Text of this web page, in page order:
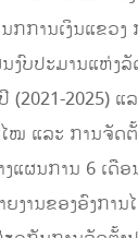
ກການເງິນແຂວ
ງົບປະມານແຫ່ງລັ
(2021-2025) ແ
ໝ ແລະ ການຈັດ
ແຜນການ 6 ເດືອ
ງານຂອງອົງການ